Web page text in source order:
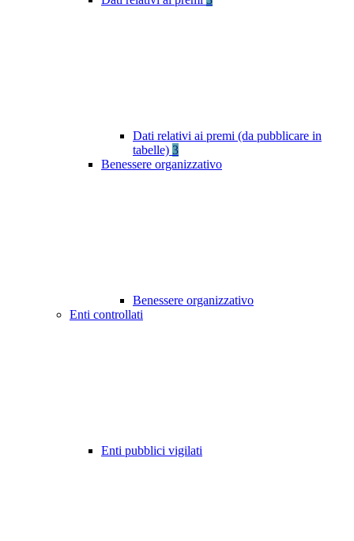
Dati relativi ai premi (da pubblicare in
tabelle) 3
Benessere organizzativo
Benessere organizzativo
Enti controllati
Enti pubblici vigilati